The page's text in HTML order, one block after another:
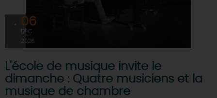
06
DÉC
2026
L'école de musique invite le
dimanche : Quatre musiciens et la
musique de chambre